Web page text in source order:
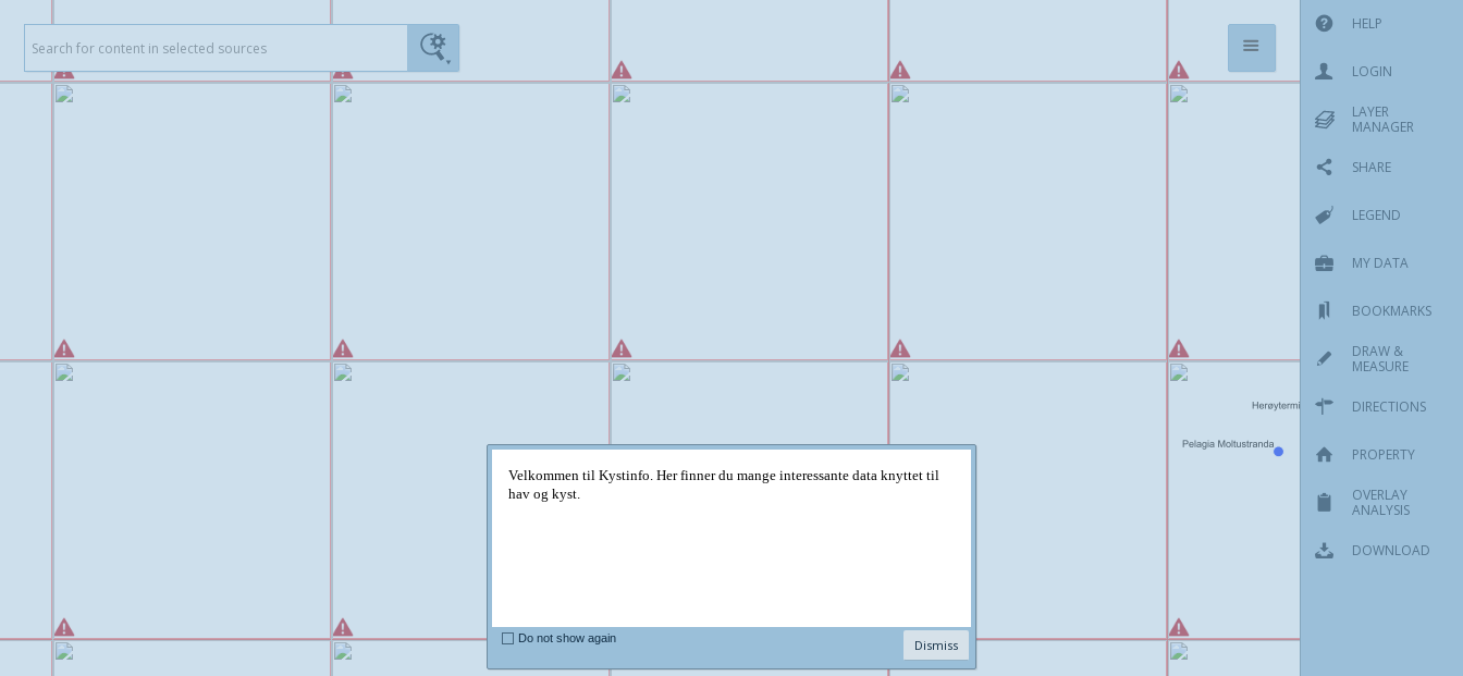
HELP

LOGIN
LAYER
MANAGER
SHARE
LEGEND
MY DATA
BOOKMARKS
DRAW &
MEASURE
DIRECTIONS
PROPERTY
OVERLAY
ANALYSIS
DOWNLOAD
Velkommen til Kystinfo. Her finner du mange interessante data knyttet til
hav og kyst.
Do not show again Dismiss